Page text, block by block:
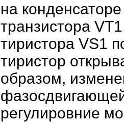
на
транзистора
тиристора VS1
тиристор
образом,
регулировние